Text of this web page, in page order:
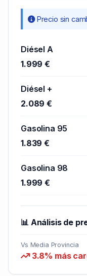
Precio sin
Diésel A
1.999 €
Diésel +
2.089 €
Gasolina 95
1.839 €
Gasolina 98
1.999 €
📊 Análisis de
Vs Media Provincia
3.8% más